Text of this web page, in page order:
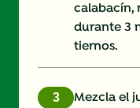
calabacín,
durante 3
tiernos.
Mezcla el